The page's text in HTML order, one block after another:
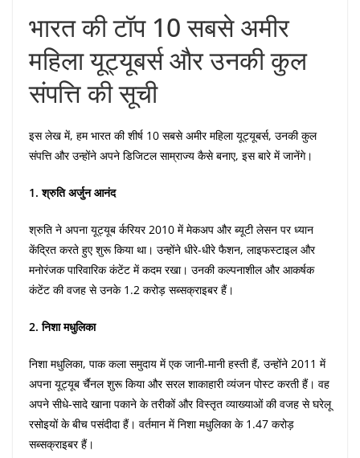
भारत की टॉप 10 सबसे अमीर
महिला यूट्यूबर्स और उनकी कुल
संपत्ति की सूची
इस लेख में, हम भारत की शीर्ष 10 सबसे अमीर महिला यूट्यूबर्स, उनकी कुल
संपत्ति और उन्होंने अपने डिजिटल साम्राज्य कैसे बनाए, इस बारे में जानेंगे।
1. श्रुति अर्जुन आनंद
श्रुति ने अपना यूट्यूब र्करियर 2010 में मेकअप और ब्यूटी लेसन पर ध्यान
केंद्रित करते हुए शुरू किया था। उन्होंने धीरे-धीरे फैशन, लाइफस्टाइल और
मनोरंजक पारिवारिक कंटेंट में कदम रखा। उनकी कल्पनाशील और आकर्षक
कंटेंट की वजह से उनके 1.2 करोड़ सब्सक्राइबर हैं।
2. निशा मधुलिका
निशा मधुलिका, पाक कला समुदाय में एक जानी-मानी हस्ती हैं, उन्होंने 2011 में
अपना यूट्यूब र्चैनल शुरू किया और सरल शाकाहारी व्यंजन पोस्ट करती हैं। वह
अपने सीधे-सादे खाना पकाने के तरीकों और विस्तृत व्याख्याओं की वजह से घरेलू
रसोइयों के बीच पसंदीदा हैं। वर्तमान में निशा मधुलिका के 1.47 करोड़
सब्सक्राइबर हैं।